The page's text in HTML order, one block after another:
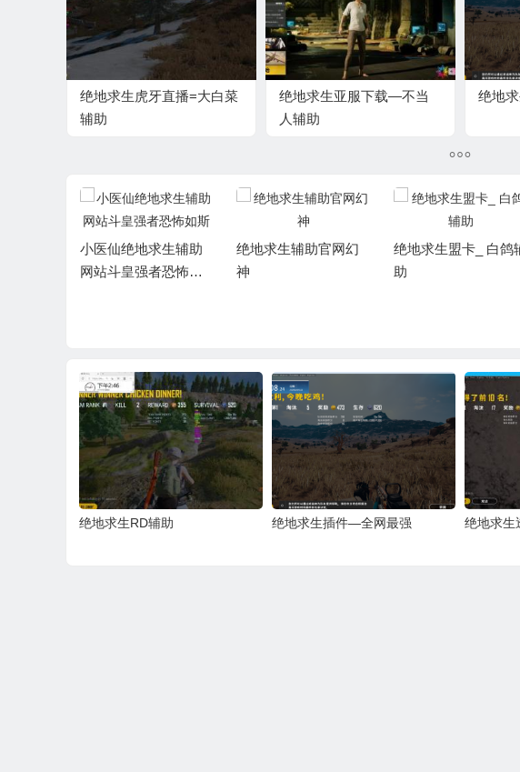
绝地求生虎牙直播=大白菜
辅助
绝地求生亚服下载—不当
人辅助
绝地
小医仙绝地求生辅助
网站斗皇强者恐怖如
绝地求生辅助官网幻
神
绝地求生盟卡_ 白鸽
助
绝地求生RD辅助 绝地求生插件—全网最强 绝地求生